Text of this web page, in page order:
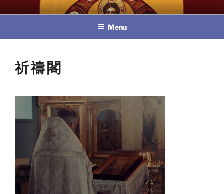
to
教區婚姻與家庭牧民委員會
Menu
祈禱閣